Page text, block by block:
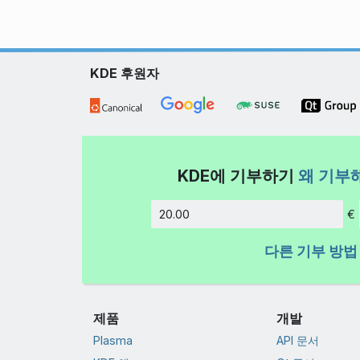
KDE 후원자
KDE에 기부하기 왜 기부
€
다른 기부 방법
제품
Plasma
개발
API 문서